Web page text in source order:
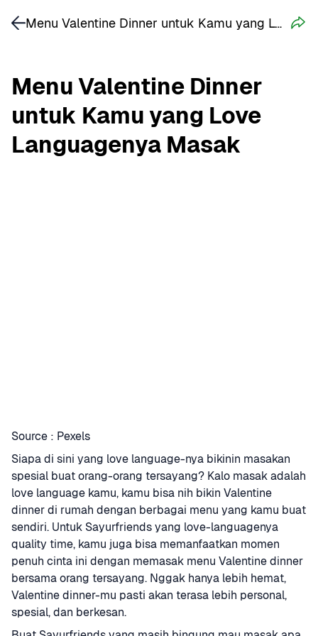
Menu Valentine Dinner
untuk Kamu yang Love
Languagenya Masak
Source : Pexels
Siapa di sini yang love language-nya bikinin masakan
spesial buat orang-orang tersayang? Kalo masak adalah
love language kamu, kamu bisa nih bikin Valentine
dinner di rumah dengan berbagai menu yang kamu buat
sendiri. Untuk Sayurfriends yang love-languagenya
quality time, kamu juga bisa memanfaatkan momen
penuh cinta ini dengan memasak menu Valentine dinner
bersama orang tersayang. Nggak hanya lebih hemat,
Valentine dinner-mu pasti akan terasa lebih personal,
spesial, dan berkesan.
Menu Valentine Dinner untuk Kamu yang Love Languagenya Masak